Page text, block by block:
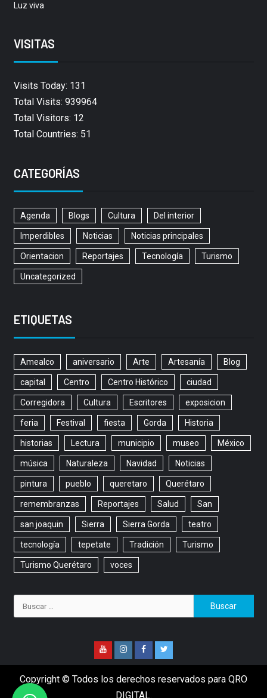
Luz viva
VISITAS
Visits Today: 131
Total Visits: 939964
Total Visitors: 12
Total Countries: 51
CATEGORÍAS
Agenda Blogs Cultura Del interior
Imperdibles Noticias Noticias principales
Orientacion Reportajes Tecnología Turismo
Uncategorized
ETIQUETAS
Amealco aniversario Arte Artesanía Blog
capital Centro Centro Histórico ciudad
Corregidora Cultura Escritores exposicion
feria Festival fiesta Gorda Historia
historias Lectura municipio museo México
música Naturaleza Navidad Noticias
pintura pueblo queretaro Querétaro
remembranzas Reportajes Salud San
san joaquin Sierra Sierra Gorda teatro
tecnología tepetate Tradición Turismo
Turismo Querétaro voces
Copyright © Todos los derechos reservados para QRO
DIGITAL.